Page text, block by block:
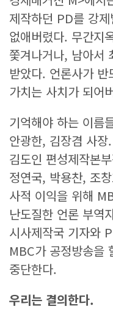
제작하던 PD를 강
없애버렸다. 무간지
쫓겨나거나, 남아서
받았다. 언론사가
가치는 사치가 되어
기억해야 하는 이름
안광한, 김장겸 사
김도인 편성제작본
정연국, 박용찬, 조
사적 이익을 위해
난도질한 언론 부역
시사제작국 기자와
MBC가 공정방송을
중단한다.
우리는 결의한다.